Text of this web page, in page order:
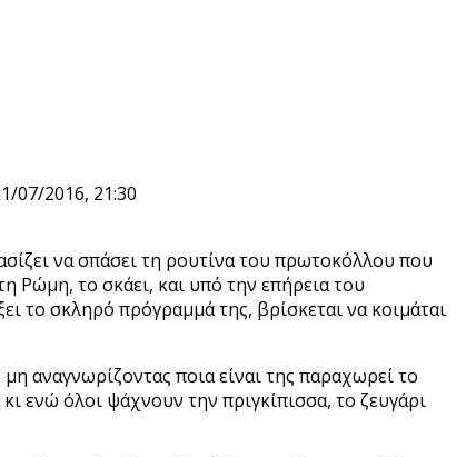
07/2016, 21:30
να σπάσει τη ρουτίνα του πρωτοκόλλου που
Ρώμη, το σκάει, και υπό την επήρεια του
το σκληρό πρόγραμμά της, βρίσκεται να κοιμάται
αναγνωρίζοντας ποια είναι της παραχωρεί το
ενώ όλοι ψάχνουν την πριγκίπισσα, το ζευγάρι